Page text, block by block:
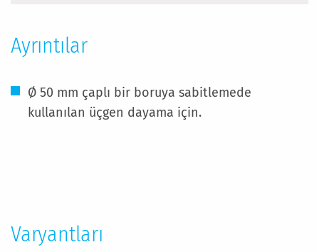
Ayrıntılar
Ø 50 mm çaplı bir boruya sabitlemede
kullanılan üçgen dayama için.
Varyantları